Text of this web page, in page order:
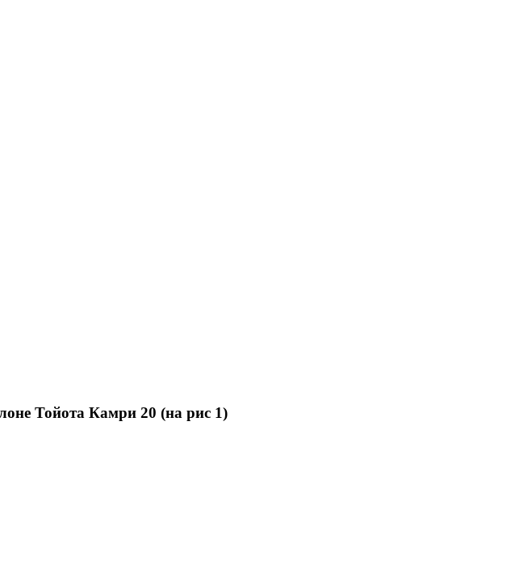
Тойота Камри 20 (на рис 1)